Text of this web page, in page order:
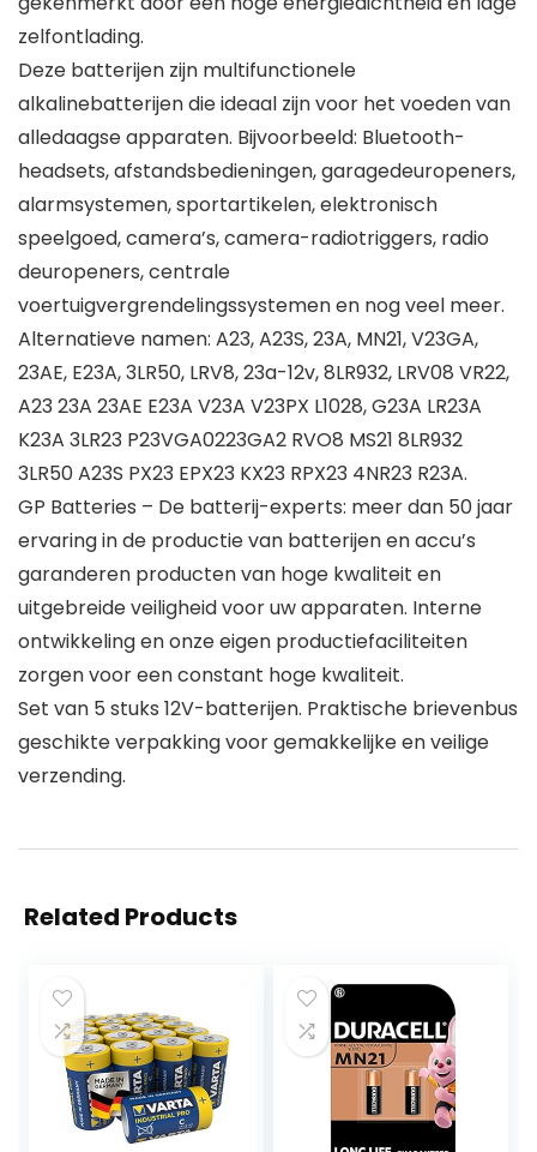
zelfontlading.
Deze batterijen zijn multifunctionele
alkalinebatterijen die ideaal zijn voor het voeden van
alledaagse apparaten. Bijvoorbeeld: Bluetooth-
headsets, afstandsbedieningen, garagedeuropeners,
alarmsystemen, sportartikelen, elektronisch
speelgoed, camera’s, camera-radiotriggers, radio
deuropeners, centrale
voertuigvergrendelingssystemen en nog veel meer.
Alternatieve namen: A23, A23S, 23A, MN21, V23GA,
23AE, E23A, 3LR50, LRV8, 23a-12v, 8LR932, LRV08 VR22,
A23 23A 23AE E23A V23A V23PX L1028, G23A LR23A
K23A 3LR23 P23VGA0223GA2 RVO8 MS21 8LR932
3LR50 A23S PX23 EPX23 KX23 RPX23 4NR23 R23A.
GP Batteries – De batterij-experts: meer dan 50 jaar
ervaring in de productie van batterijen en accu’s
garanderen producten van hoge kwaliteit en
uitgebreide veiligheid voor uw apparaten. Interne
ontwikkeling en onze eigen productiefaciliteiten
zorgen voor een constant hoge kwaliteit.
Set van 5 stuks 12V-batterijen. Praktische brievenbus
geschikte verpakking voor gemakkelijke en veilige
verzending.
Related Products